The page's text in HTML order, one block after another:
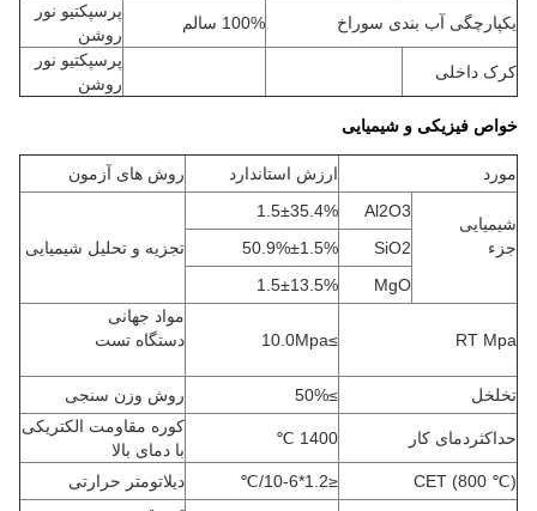
یکپارچگی آب بندی سوراخ 100% سالم
پرسپکتیو نور
روشن
کرک داخلی
پرسپکتیو نور
روشن
خواص فیزیکی و شیمیایی
مورد ارزش استاندارد روش های آزمون
شیمیایی
جزء
Al2O3
1.5±35.4%
تجزیه و تحلیل شیمیایی
SiO2
50.9%±1.5%
MgO
1.5±13.5%
RT Mpa
≥10.0Mpa
مواد جهانی
دستگاه تست
تخلخل ≥50% روش وزن سنجی
حداکثردمای کار 1400 ℃
کوره مقاومت الکتریکی
با دمای بالا
CET (800 ℃)
≤1.2*10-6/℃ دیلاتومتر حرارتی